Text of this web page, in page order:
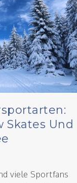
Skates Und
viele Sportfans